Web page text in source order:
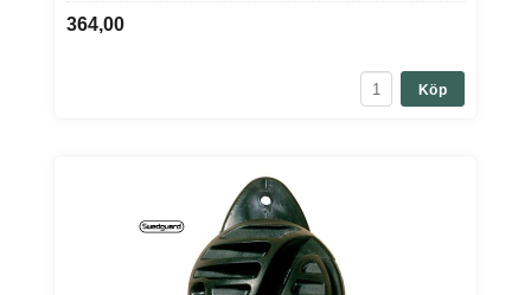
364,00
Köp